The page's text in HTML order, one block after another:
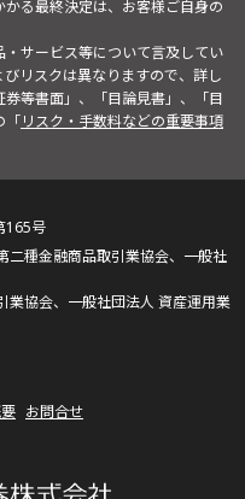
る最終決定は、お客様ご自身の
サービス等について言及してい
リスクは異なりますので、詳し
等書面」、「目論見書」、「目
「リスク・手数料などの重要事項
165号
二種金融商品取引業協会、一般社
業協会、一般社団法人 資産運用業
お問合せ